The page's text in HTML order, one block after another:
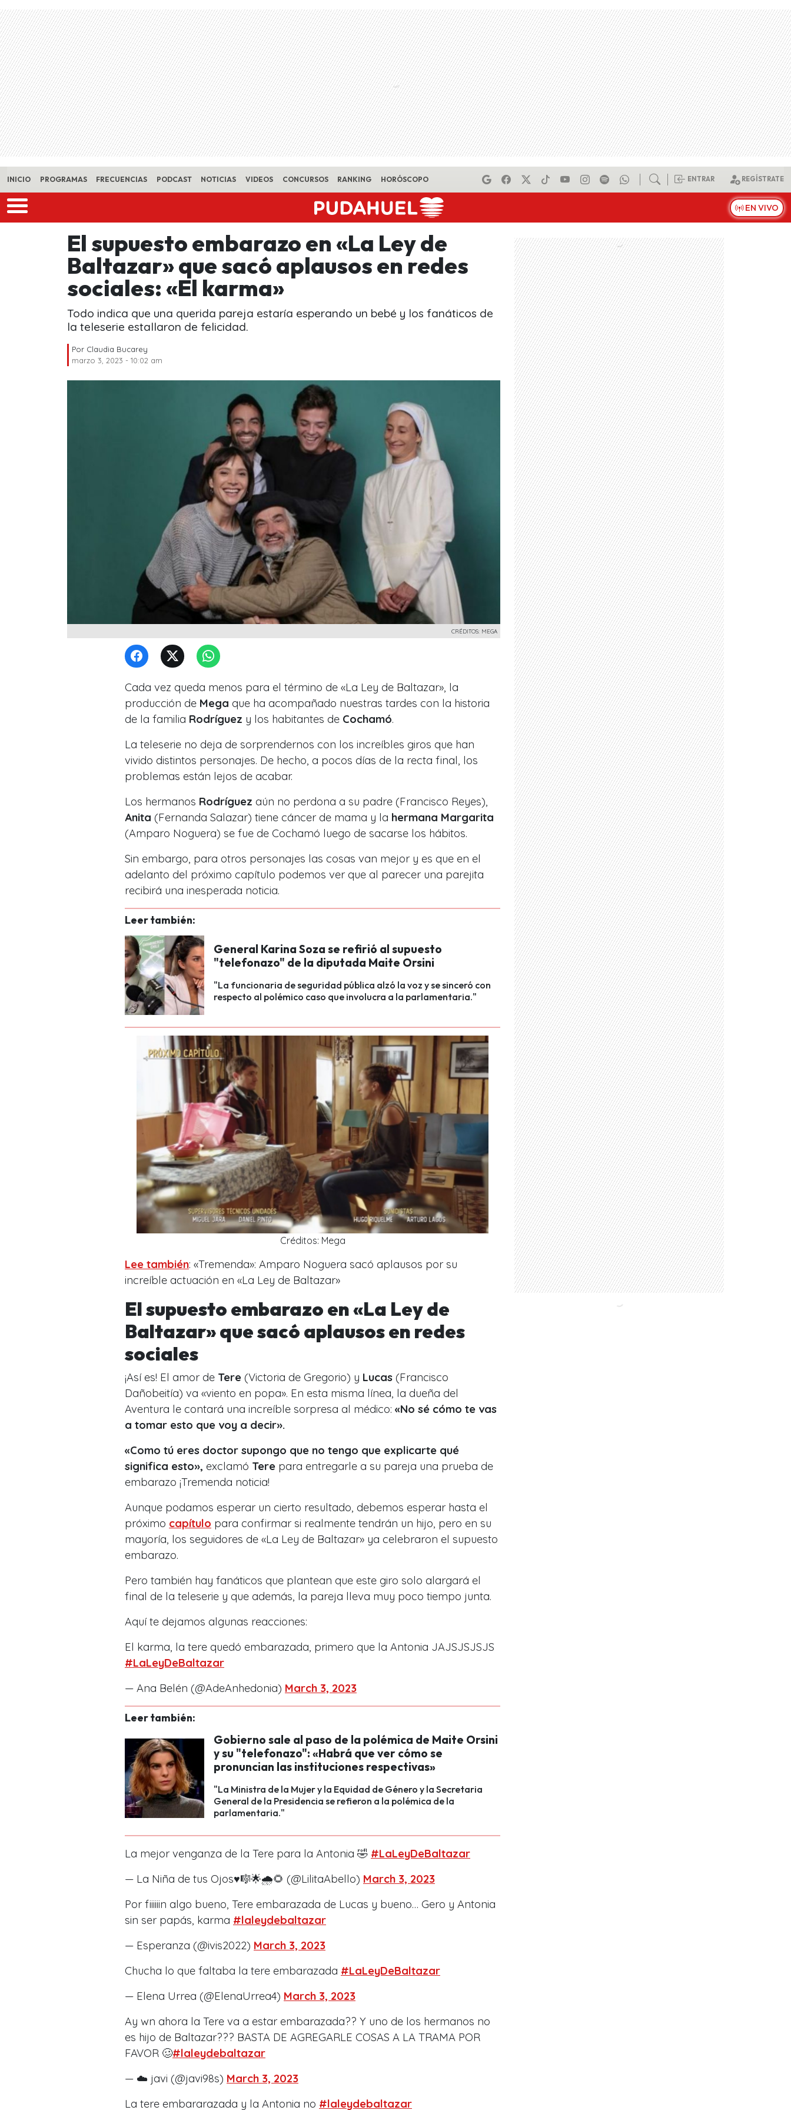
Skip to main content
INICIO PROGRAMAS FRECUENCIAS PODCAST NOTICIAS VIDEOS CONCURSOS RANKING HORÓSCOPO ENTRAR REGÍSTRATE
EN VIVO
El supuesto embarazo en «La Ley de
Baltazar» que sacó aplausos en redes
sociales: «El karma»
Todo indica que una querida pareja estaría esperando un bebé y los fanáticos de
la teleserie estallaron de felicidad.
Por Claudia Bucarey
marzo 3, 2023 - 10:02 am
CRÉDITOS: MEGA
Cada vez queda menos para el término de «La Ley de Baltazar», la
producción de Mega que ha acompañado nuestras tardes con la historia
de la familia Rodríguez y los habitantes de Cochamó.
La teleserie no deja de sorprendernos con los increíbles giros que han
vivido distintos personajes. De hecho, a pocos días de la recta final, los
problemas están lejos de acabar.
Los hermanos Rodríguez aún no perdona a su padre (Francisco Reyes),
Anita (Fernanda Salazar) tiene cáncer de mama y la hermana Margarita
(Amparo Noguera) se fue de Cochamó luego de sacarse los hábitos.
Sin embargo, para otros personajes las cosas van mejor y es que en el
adelanto del próximo capítulo podemos ver que al parecer una parejita
recibirá una inesperada noticia.
Leer también:
General Karina Soza se refirió al supuesto
"telefonazo" de la diputada Maite Orsini
"La funcionaria de seguridad pública alzó la voz y se sinceró con
respecto al polémico caso que involucra a la parlamentaria."
Créditos: Mega
Lee también: «Tremenda»: Amparo Noguera sacó aplausos por su
increíble actuación en «La Ley de Baltazar»
El supuesto embarazo en «La Ley de
Baltazar» que sacó aplausos en redes
sociales
¡Así es! El amor de Tere (Victoria de Gregorio) y Lucas (Francisco
Dañobeitía) va «viento en popa». En esta misma línea, la dueña del
Aventura le contará una increíble sorpresa al médico: «No sé cómo te vas
a tomar esto que voy a decir».
«Como tú eres doctor supongo que no tengo que explicarte qué
significa esto», exclamó Tere para entregarle a su pareja una prueba de
embarazo ¡Tremenda noticia!
Aunque podamos esperar un cierto resultado, debemos esperar hasta el
próximo capítulo para confirmar si realmente tendrán un hijo, pero en su
mayoría, los seguidores de «La Ley de Baltazar» ya celebraron el supuesto
embarazo.
Pero también hay fanáticos que plantean que este giro solo alargará el
final de la teleserie y que además, la pareja lleva muy poco tiempo junta.
Aquí te dejamos algunas reacciones:
El karma, la tere quedó embarazada, primero que la Antonia JAJSJSJSJS
#LaLeyDeBaltazar
— Ana Belén (@AdeAnhedonia) March 3, 2023
Leer también:
Gobierno sale al paso de la polémica de Maite Orsini
y su "telefonazo": «Habrá que ver cómo se
pronuncian las instituciones respectivas»
"La Ministra de la Mujer y la Equidad de Género y la Secretaria
General de la Presidencia se refieron a la polémica de la
parlamentaria."
La mejor venganza de la Tere para la Antonia 🤣 #LaLeyDeBaltazar
— La Niña de tus Ojos♥🎼🌟🌧🌻 (@LilitaAbello) March 3, 2023
Por fiiiiiin algo bueno, Tere embarazada de Lucas y bueno… Gero y Antonia
sin ser papás, karma #laleydebaltazar
— Esperanza (@ivis2022) March 3, 2023
Chucha lo que faltaba la tere embarazada #LaLeyDeBaltazar
— Elena Urrea (@ElenaUrrea4) March 3, 2023
Ay wn ahora la Tere va a estar embarazada?? Y uno de los hermanos no
es hijo de Baltazar??? BASTA DE AGREGARLE COSAS A LA TRAMA POR
FAVOR 🥴#laleydebaltazar
— ☁️ javi (@javi98s) March 3, 2023
La tere embararazada y la Antonia no #laleydebaltazar